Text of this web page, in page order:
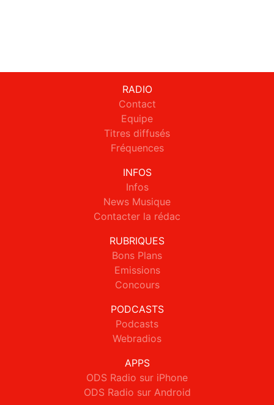
RADIO
Contact
Equipe
Titres diffusés
Fréquences
INFOS
Infos
News Musique
Contacter la rédac
RUBRIQUES
Bons Plans
Emissions
Concours
PODCASTS
Podcasts
Webradios
APPS
ODS Radio sur iPhone
ODS Radio sur Android